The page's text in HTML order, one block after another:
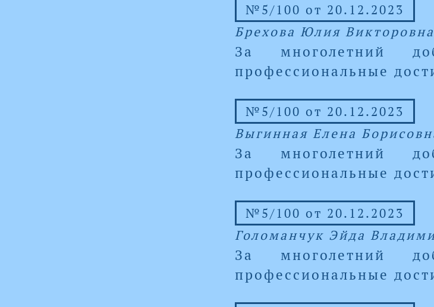
№5/100 от 20.12.2023
Брехова Юлия Викторовна
За многолетний
профессиональные
№5/100 от 20.12.2023
Выгинная Елена
За многолетний
профессиональные
№5/100 от 20.12.2023
Голоманчук Эйда
За многолетний
профессиональные